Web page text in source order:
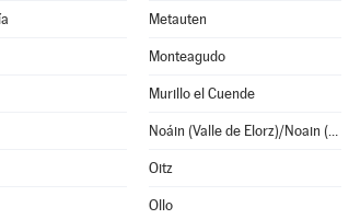
Metauten
Monteagudo
Murillo el Cuende
Noáin (Valle de Elorz)/Noain (Elortzibar)
Oitz
Ollo